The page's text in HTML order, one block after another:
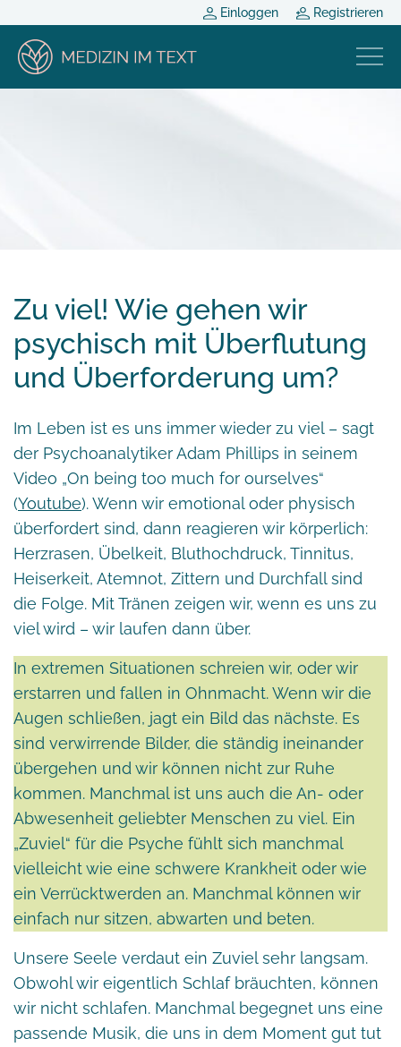
Einloggen Registrieren
Zu viel! Wie gehen wir
psychisch mit Überflutung
und Überforderung um?
Im Leben ist es uns immer wieder zu viel – sagt
der Psychoanalytiker Adam Phillips in seinem
Video „On being too much for ourselves“
(Youtube). Wenn wir emotional oder physisch
überfordert sind, dann reagieren wir körperlich:
Herzrasen, Übelkeit, Bluthochdruck, Tinnitus,
Heiserkeit, Atemnot, Zittern und Durchfall sind
die Folge. Mit Tränen zeigen wir, wenn es uns zu
viel wird – wir laufen dann über.
In extremen Situationen schreien wir, oder wir
erstarren und fallen in Ohnmacht. Wenn wir die
Augen schließen, jagt ein Bild das nächste. Es
sind verwirrende Bilder, die ständig ineinander
übergehen und wir können nicht zur Ruhe
kommen. Manchmal ist uns auch die An- oder
Abwesenheit geliebter Menschen zu viel. Ein
„Zuviel“ für die Psyche fühlt sich manchmal
vielleicht wie eine schwere Krankheit oder wie
ein Verrücktwerden an. Manchmal können wir
einfach nur sitzen, abwarten und beten.
Unsere Seele verdaut ein Zuviel sehr langsam.
Obwohl wir eigentlich Schlaf bräuchten, können
wir nicht schlafen. Manchmal begegnet uns eine
passende Musik, die uns in dem Moment gut tut